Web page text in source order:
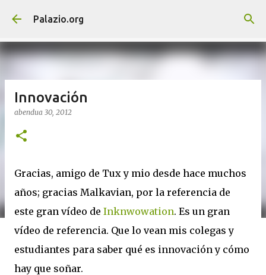
Saltatu eta joan eduki nagusira
Palazio.org
Innovación
abendua 30, 2012
Gracias, amigo de Tux y mio desde hace muchos
años; gracias Malkavian, por la referencia de
este gran vídeo de Inknwowation. Es un gran
vídeo de referencia. Que lo vean mis colegas y
estudiantes para saber qué es innovación y cómo
hay que soñar.